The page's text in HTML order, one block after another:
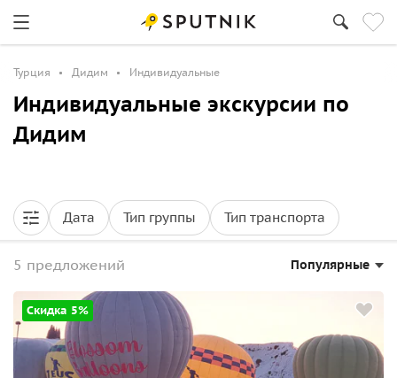
Турция Дидим Индивидуальные
Индивидуальные экскурсии по
Дидим
Дата Тип группы Тип транспорта
5 предложений Популярные
Скидка 5%